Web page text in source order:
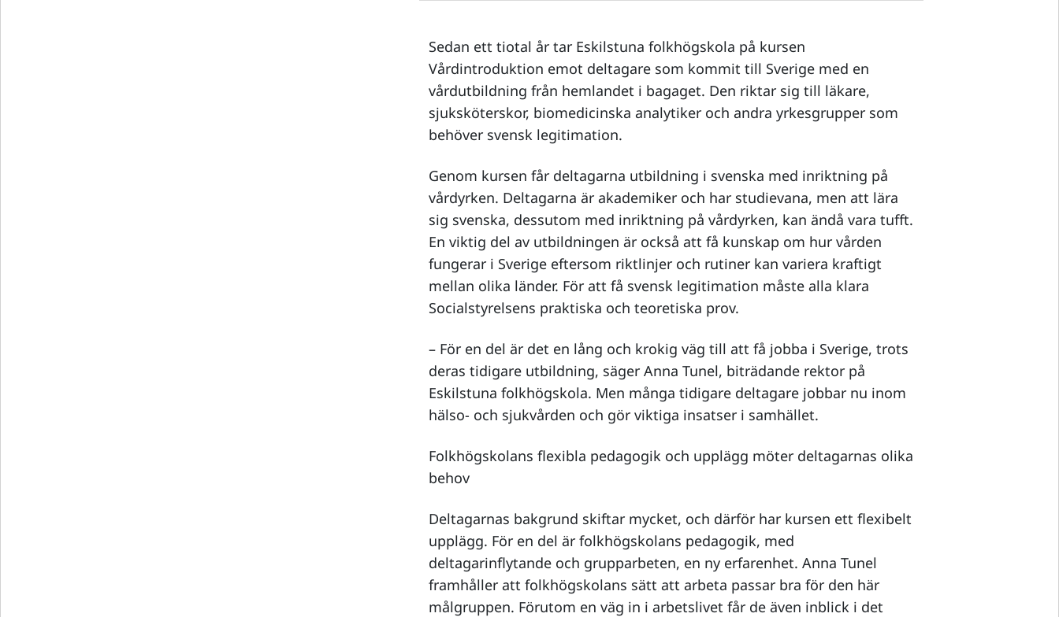
Sedan ett tiotal år tar Eskilstuna folkhögskola på kursen
Vårdintroduktion emot deltagare som kommit till Sverige med en
vårdutbildning från hemlandet i bagaget. Den riktar sig till läkare,
sjuksköterskor, biomedicinska analytiker och andra yrkesgrupper som
behöver svensk legitimation.
Genom kursen får deltagarna utbildning i svenska med inriktning på
vårdyrken. Deltagarna är akademiker och har studievana, men att lära
sig svenska, dessutom med inriktning på vårdyrken, kan ändå vara tufft.
En viktig del av utbildningen är också att få kunskap om hur vården
fungerar i Sverige eftersom riktlinjer och rutiner kan variera kraftigt
mellan olika länder. För att få svensk legitimation måste alla klara
Socialstyrelsens praktiska och teoretiska prov.
– För en del är det en lång och krokig väg till att få jobba i Sverige, trots
deras tidigare utbildning, säger Anna Tunel, biträdande rektor på
Eskilstuna folkhögskola. Men många tidigare deltagare jobbar nu inom
hälso- och sjukvården och gör viktiga insatser i samhället.
Folkhögskolans flexibla pedagogik och upplägg möter deltagarnas olika
behov
Deltagarnas bakgrund skiftar mycket, och därför har kursen ett flexibelt
upplägg. För en del är folkhögskolans pedagogik, med
deltagarinflytande och grupparbeten, en ny erfarenhet. Anna Tunel
framhåller att folkhögskolans sätt att arbeta passar bra för den här
målgruppen. Förutom en väg in i arbetslivet får de även inblick i det